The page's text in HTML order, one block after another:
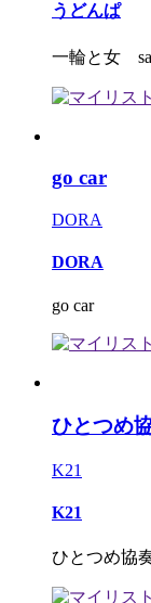
うどんぱ
一輪と女
go car
DORA
DORA
go car
ひとつめ
K21
K21
ひとつめ協